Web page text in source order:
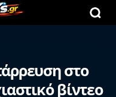
στο
βίντεο